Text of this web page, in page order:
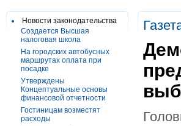
Новости законодательства
Создается Высшая
налоговая школа
На городских автобусных
маршрутах оплата при
посадке
Утверждены
Концептуальные основы
финансовой отчетности
Гостиницам возместят
расходы